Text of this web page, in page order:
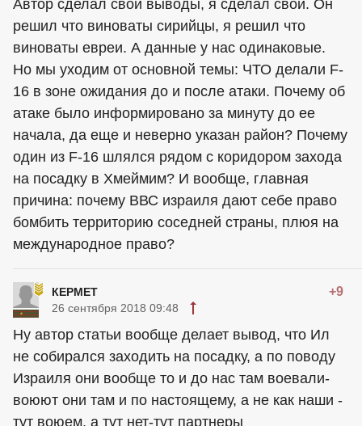
Автор сделал свои выводы, я сделал свои. Он
решил что виноваты сирийцы, я решил что
виноваты евреи. А данные у нас одинаковые.
Но мы уходим от основной темы: ЧТО делали F-
16 в зоне ожидания до и после атаки. Почему об
атаке было информировано за минуту до ее
начала, да еще и неверно указан район? Почему
один из F-16 шлялся рядом с коридором захода
на посадку в Хмеймим? И вообще, главная
причина: почему ВВС израиля дают себе право
бомбить территорию соседней страны, плюя на
международное право?
КЕРМЕТ +9
26 сентября 2018 09:48
Ну автор статьи вообще делает вывод, что Ил
не собирался заходить на посадку, а по поводу
Израиля они вообще то и до нас там воевали-
воюют они там и по настоящему, а не как наши -
тут воюем, а тут нет-тут партнеры